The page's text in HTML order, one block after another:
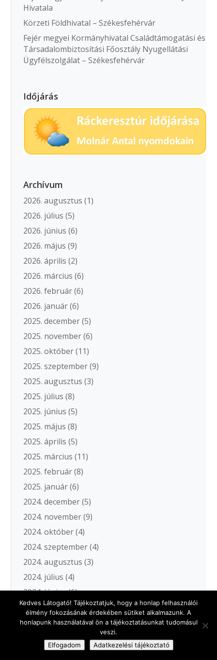
Hivatala
Körzeti Földhivatal – Székesfehérvár
Fejér megyei Kormányhivatal Családtámogatási és
Társadalombiztosítási Főosztály Nyugellátási
Ügyfélszolgálat – Székesfehérvár
Időjárás
Archívum
2026. augusztus (1)
2026. július (5)
2026. június (6)
2026. május (9)
2026. április (2)
2026. március (6)
2026. február(6)
2026. január(6)
2025. december(5)
2025. november(6)
2025. október(11)
2025. szeptember(9)
2025. augusztus (3)
2025. július (8)
2025. június (5)
2025. május (8)
2025. április (5)
2025. március (11)
2025. február(8)
2025. január(6)
2024. december(5)
2024. november(9)
2024. október(4)
2024. szeptember(4)
2024. augusztus (3)
2024. július (4)
2024. június(6)
2024. május(6)
2024. április(6)
2024. március(8)
2024. február(7)
Kedves Látogató! Tájékoztatjuk, hogy a honlap felhasználói
élmény fokozásának érdekében sütiket alkalmazunk. A
honlapunk használatával ön a tájékoztatásunkat tudomásul
veszi.
Elfogadom
Adatkezelési tájékoztató